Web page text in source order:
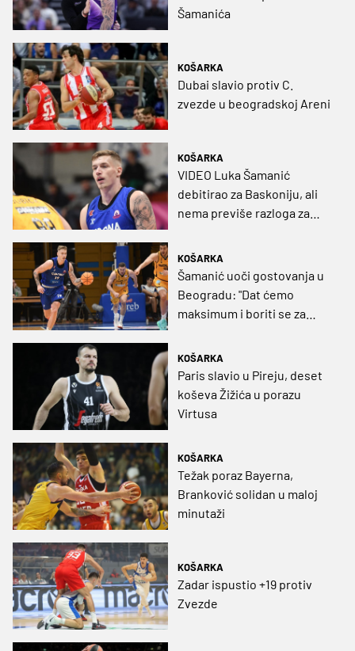
Šamanića
KOŠARKA
Dubai slavio protiv C.
zvezde u beogradskoj Areni
KOŠARKA
VIDEO Luka Šamanić
debitirao za Baskoniju, ali
nema previše razloga za
KOŠARKA
Šamanić uoči gostovanja u
Beogradu: "Dat ćemo
maksimum i boriti se za
KOŠARKA
Paris slavio u Pireju, deset
koševa Žižića u porazu
Virtusa
KOŠARKA
Težak poraz Bayerna,
Branković solidan u maloj
minutaži
KOŠARKA
Zadar ispustio +19 protiv
Zvezde